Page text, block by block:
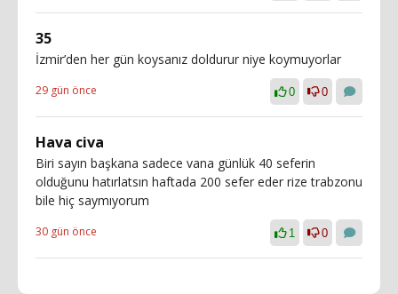
35
İzmir’den her gün koysanız doldurur niye koymuyorlar
29 gün önce 0 0
Hava civa
Biri sayın başkana sadece vana günlük 40 seferin
olduğunu hatırlatsın haftada 200 sefer eder rize trabzonu
bile hiç saymıyorum
30 gün önce 1 0